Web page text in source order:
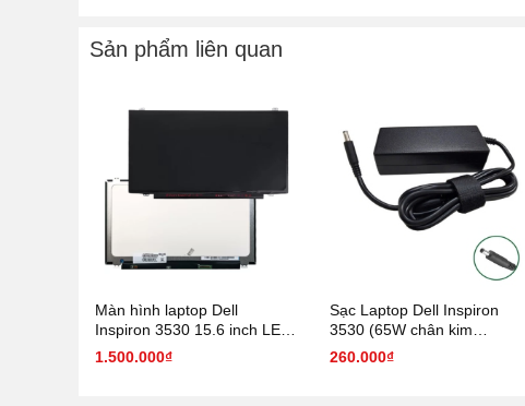
Sản phẩm liên quan
Màn hình laptop Dell
Inspiron 3530 15.6 inch LED
Mỏng 40 pin ( 156LM40P
1920 x 1080 )
1.500.000₫
Sạc Laptop Dell Inspiron
3530 (65W chân kim
4.5mm*3.0mm)
260.000₫